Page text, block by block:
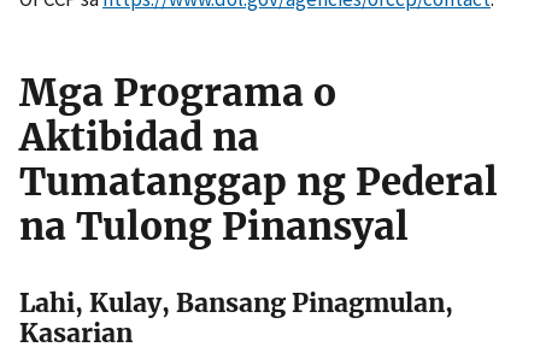
Mga Programa o
Aktibidad na
Tumatanggap ng Pederal
na Tulong Pinansyal
Lahi, Kulay, Bansang Pinagmulan,
Kasarian